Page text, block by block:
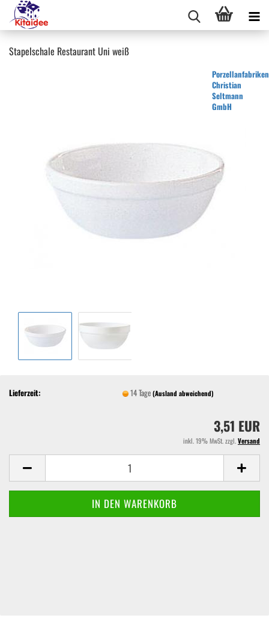
Stapelschale Restaurant Uni weiß
Porzellanfabriken
Christian
Seltmann
GmbH
Lieferzeit: 14 Tage(Ausland abweichend)
3,51 EUR
inkl. 19% MwSt. zzgl.Versand